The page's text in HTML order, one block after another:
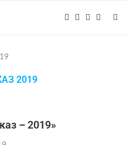
2019
– 2019»